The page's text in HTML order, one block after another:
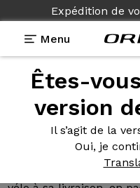
Pays :
Menu
Êtes-
version
Il s’agit de la
Oui, je
Avis et
clients
Lisez les avis sur nos